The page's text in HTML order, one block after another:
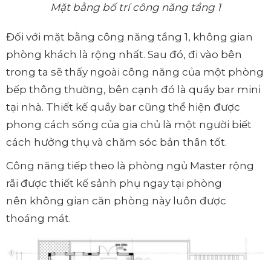
Mặt bằng bố trí công năng tầng 1
Đối với mặt bằng công năng tầng 1, không gian
phòng khách là rộng nhất. Sau đó, đi vào bên
trong ta sẽ thấy ngoài công năng của một phòng
bếp thông thường, bên cạnh đó là quầy bar mini
tại nhà. Thiết kế quầy bar cũng thể hiện được
phong cách sống của gia chủ là một người biết
cách hưởng thụ và chăm sóc bản thân tốt.
Công năng tiếp theo là phòng ngủ Master rộng
rãi được thiết kế sảnh phụ ngay tại phòng
nên không gian căn phòng này luôn được
thoáng mát.